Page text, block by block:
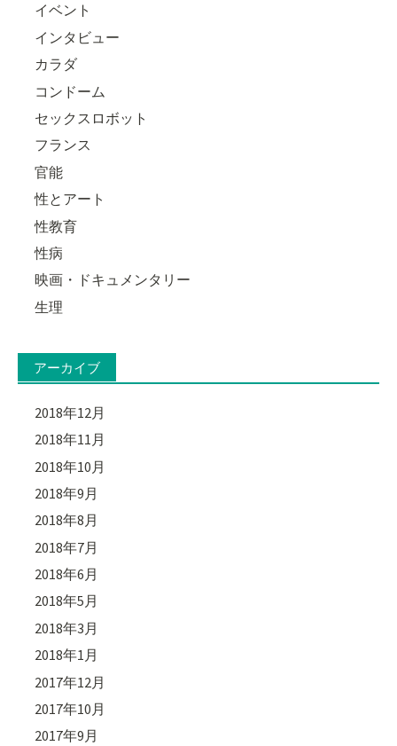
イベント
インタビュー
カラダ
コンドーム
セックスロボット
フランス
官能
性とアート
性教育
性病
映画・ドキュメンタリー
生理
アーカイブ
2018年12月
2018年11月
2018年10月
2018年9月
2018年8月
2018年7月
2018年6月
2018年5月
2018年3月
2018年1月
2017年12月
2017年10月
2017年9月